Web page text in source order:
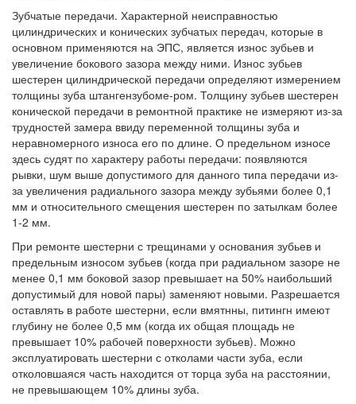
Зубчатые передачи. Характерной неисправностью
цилиндрических и конических зубчатых передач, которые в
основном применяются на ЭПС, является износ зубьев и
увеличение бокового зазора между ними. Износ зубьев
шестерен цилиндрической передачи определяют измерением
толщины зуба штангензубоме-ром. Толщину зубьев шестерен
конической передачи в ремонтной практике не измеряют из-за
трудностей замера ввиду переменной толщины зуба и
неравномерного износа его по длине. О предельном износе
здесь судят по характеру работы передачи: появляются
рывки, шум выше допустимого для данного типа передачи из-
за увеличения радиального зазора между зубьями более 0,1
мм и относительного смещения шестерен по затылкам более
1-2 мм.
При ремонте шестерни с трещинами у основания зубьев и
предельным износом зубьев (когда при радиальном зазоре не
менее 0,1 мм боковой зазор превышает на 50% наибольший
допустимый для новой пары) заменяют новыми. Разрешается
оставлять в работе шестерни, если вмятнны, питингн имеют
глубину не более 0,5 мм (когда их общая площадь не
превышает 10% рабочей поверхности зубьев). Можно
эксплуатировать шестерни с отколами части зуба, если
отколовшаяся часть находится от торца зуба на расстоянии,
не превышающем 10% длины зуба.